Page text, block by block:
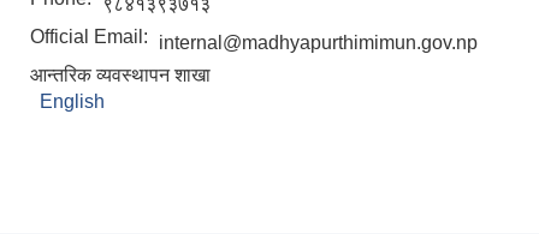
९८४१३९३७१३
Official Email:
internal@madhyapurthimimun.gov.np
आन्तरिक व्यवस्थापन शाखा
English